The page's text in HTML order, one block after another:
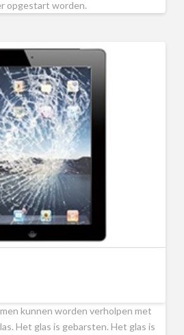
opgestart worden.
kunnen worden verholpen met
Het glas is gebarsten. Het glas is